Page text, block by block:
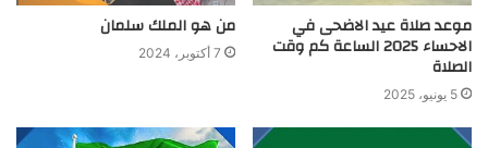
موعد صلاة عيد الاضحى في
الاحساء 2025 الساعة كم وقت
الصلاة
5 يونيو، 2025
من هو الملك سلمان
7 أكتوبر، 2024